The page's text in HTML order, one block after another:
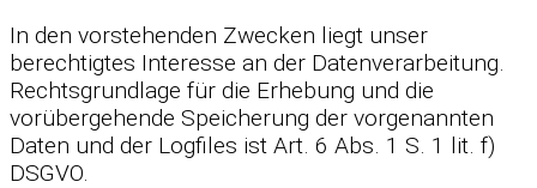
In den vorstehenden Zwecken liegt unser
berechtigtes Interesse an der Datenverarbeitung.
Rechtsgrundlage für die Erhebung und die
vorübergehende Speicherung der vorgenannten
Daten und der Logfiles ist Art. 6 Abs. 1 S. 1 lit. f)
DSGVO.